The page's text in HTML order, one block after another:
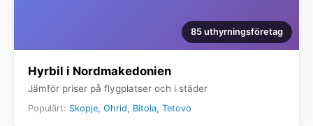
85 uthyrningsföretag
Hyrbil i Nordmakedonien
Jämför priser på flygplatser och i städer
Populärt: Skopje, Ohrid, Bitola, Tetovo